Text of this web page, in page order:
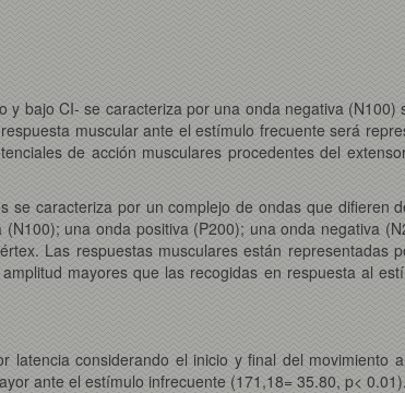
bajo CI- se caracteriza por una onda negativa (N100)
muscular ante el estímulo frecuente será
de acción musculares procedentes del
caracteriza por un complejo de ondas que difieren
una onda positiva (P200); una onda negativa
Las respuestas musculares están representadas
mayores que las recogidas en respuesta al
considerando el inicio y final del movimiento
ante el estímulo infrecuente (171,18= 35.80, p< 0.01).